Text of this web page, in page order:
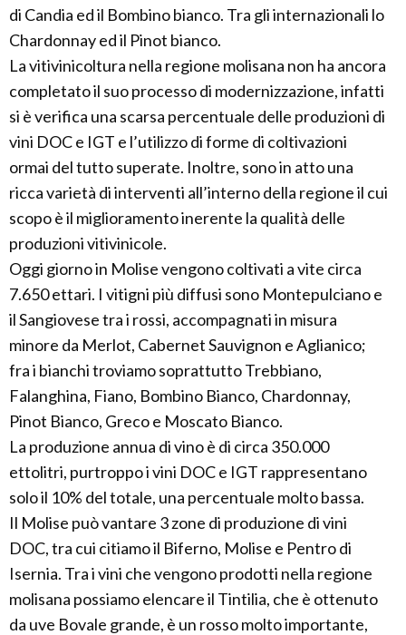
di Candia ed il Bombino bianco. Tra gli internazionali lo
Chardonnay ed il Pinot bianco.
La vitivinicoltura nella regione molisana non ha ancora
completato il suo processo di modernizzazione, infatti
si è verifica una scarsa percentuale delle produzioni di
vini DOC e IGT e l’utilizzo di forme di coltivazioni
ormai del tutto superate. Inoltre, sono in atto una
ricca varietà di interventi all’interno della regione il cui
scopo è il miglioramento inerente la qualità delle
produzioni vitivinicole.
Oggi giorno in Molise vengono coltivati a vite circa
7.650 ettari. I vitigni più diffusi sono Montepulciano e
il Sangiovese tra i rossi, accompagnati in misura
minore da Merlot, Cabernet Sauvignon e Aglianico;
fra i bianchi troviamo soprattutto Trebbiano,
Falanghina, Fiano, Bombino Bianco, Chardonnay,
Pinot Bianco, Greco e Moscato Bianco.
La produzione annua di vino è di circa 350.000
ettolitri, purtroppo i vini DOC e IGT rappresentano
solo il 10% del totale, una percentuale molto bassa.
Il Molise può vantare 3 zone di produzione di vini
DOC, tra cui citiamo il Biferno, Molise e Pentro di
Isernia. Tra i vini che vengono prodotti nella regione
molisana possiamo elencare il Tintilia, che è ottenuto
da uve Bovale grande, è un rosso molto importante,